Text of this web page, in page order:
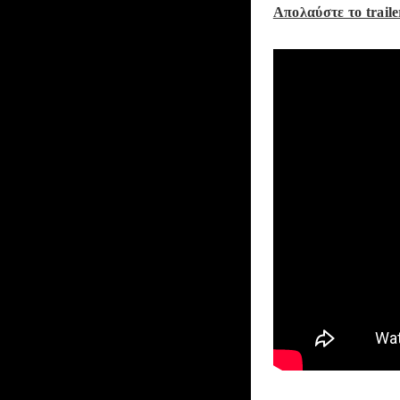
Απολαύστε το